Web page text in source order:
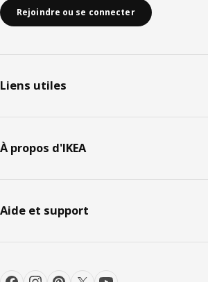
Rejoindre ou se connecter
Liens utiles
À propos d'IKEA
Aide et support